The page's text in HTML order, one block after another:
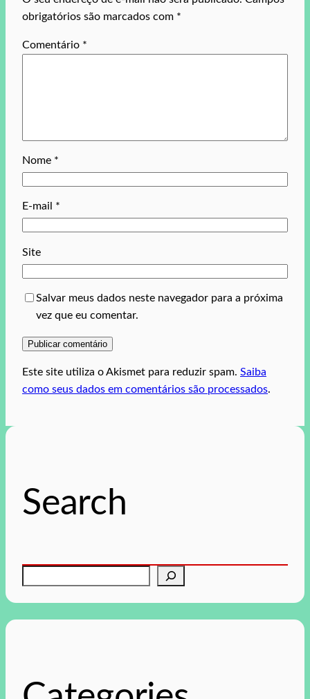
obrigatórios são marcados com *
Comentário *
Nome *
E-mail *
Site
Salvar meus dados neste navegador para a próxima
vez que eu comentar.
Este site utiliza o Akismet para reduzir spam. Saiba
como seus dados em comentários são processados.
Search
a